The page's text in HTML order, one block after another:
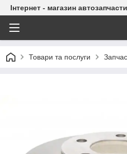
Інтернет - магазин
Товари та послуги